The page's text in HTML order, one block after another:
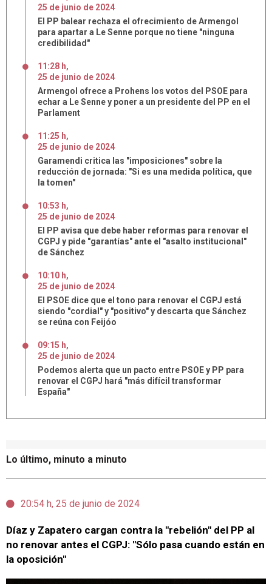
Lo último, minuto a minuto
20:54 h, 25 de junio de 2024
Díaz y Zapatero cargan contra la "rebelión" del PP al
no renovar antes el CGPJ: "Sólo pasa cuando están en
la oposición"
25 de junio de 2024
El PP balear rechaza el ofrecimiento de Armengol
para apartar a Le Senne porque no tiene "ninguna
credibilidad"
11:28 h,
25 de junio de 2024
Armengol ofrece a Prohens los votos del PSOE para
echar a Le Senne y poner a un presidente del PP en el
Parlament
11:25 h,
25 de junio de 2024
Garamendi critica las "imposiciones" sobre la
reducción de jornada: "Si es una medida política, que
la tomen"
10:53 h,
25 de junio de 2024
El PP avisa que debe haber reformas para renovar el
CGPJ y pide "garantías" ante el "asalto institucional"
de Sánchez
10:10 h,
25 de junio de 2024
El PSOE dice que el tono para renovar el CGPJ está
siendo "cordial" y "positivo" y descarta que Sánchez
se reúna con Feijóo
09:15 h,
25 de junio de 2024
Podemos alerta que un pacto entre PSOE y PP para
renovar el CGPJ hará "más difícil transformar
España"